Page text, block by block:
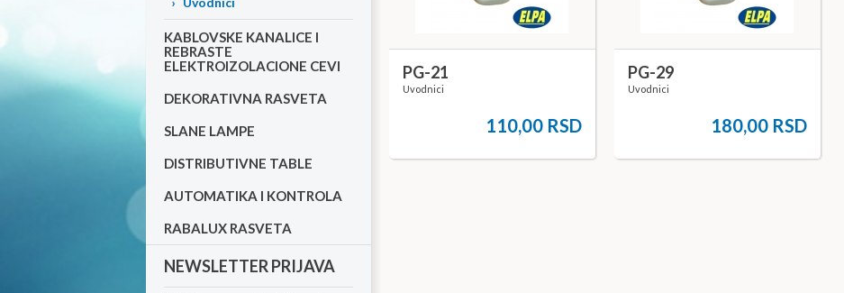
KABLOVSKE KANALICE I
REBRASTE
ELEKTROIZOLACIONE CEVI
DEKORATIVNA RASVETA
SLANE LAMPE
DISTRIBUTIVNE TABLE
AUTOMATIKA I KONTROLA
RABALUX RASVETA
NEWSLETTER PRIJAVA
PG-21
Uvodnici
110,00 RSD
PG-29
Uvodnici
180,00 RSD